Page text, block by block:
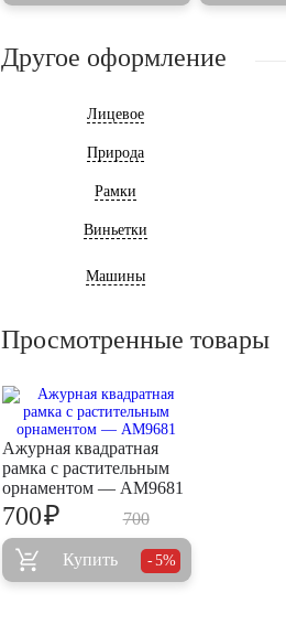
Другое оформление
Лицевое
Природа
Рамки
Виньетки
Машины
Просмотренные товары
Ажурная квадратная
рамка с растительным
орнаментом — AM9681
700
700₽
Купить 5%